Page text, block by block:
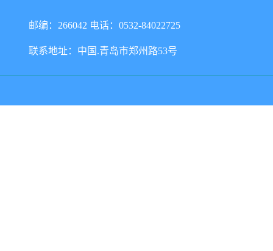
邮编：266042 电话：0532-84022725
联系地址：中国.青岛市郑州路53号